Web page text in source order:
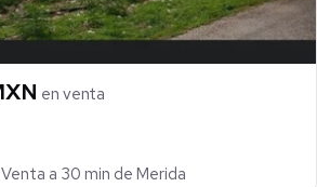
en venta
a 30 min de Merida